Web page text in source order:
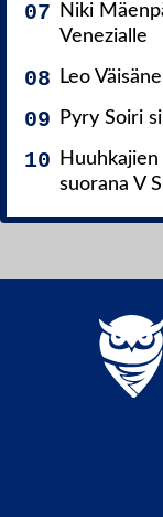
Niki
Venezialle
Leo
Pyry Soiri
suorana V